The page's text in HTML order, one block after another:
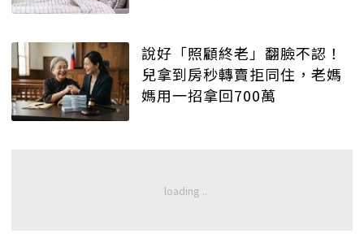
說好「照顧終老」翻臉不認！
兒拿到房秒轉賣拒同住，老媽
媽用一招拿回700萬